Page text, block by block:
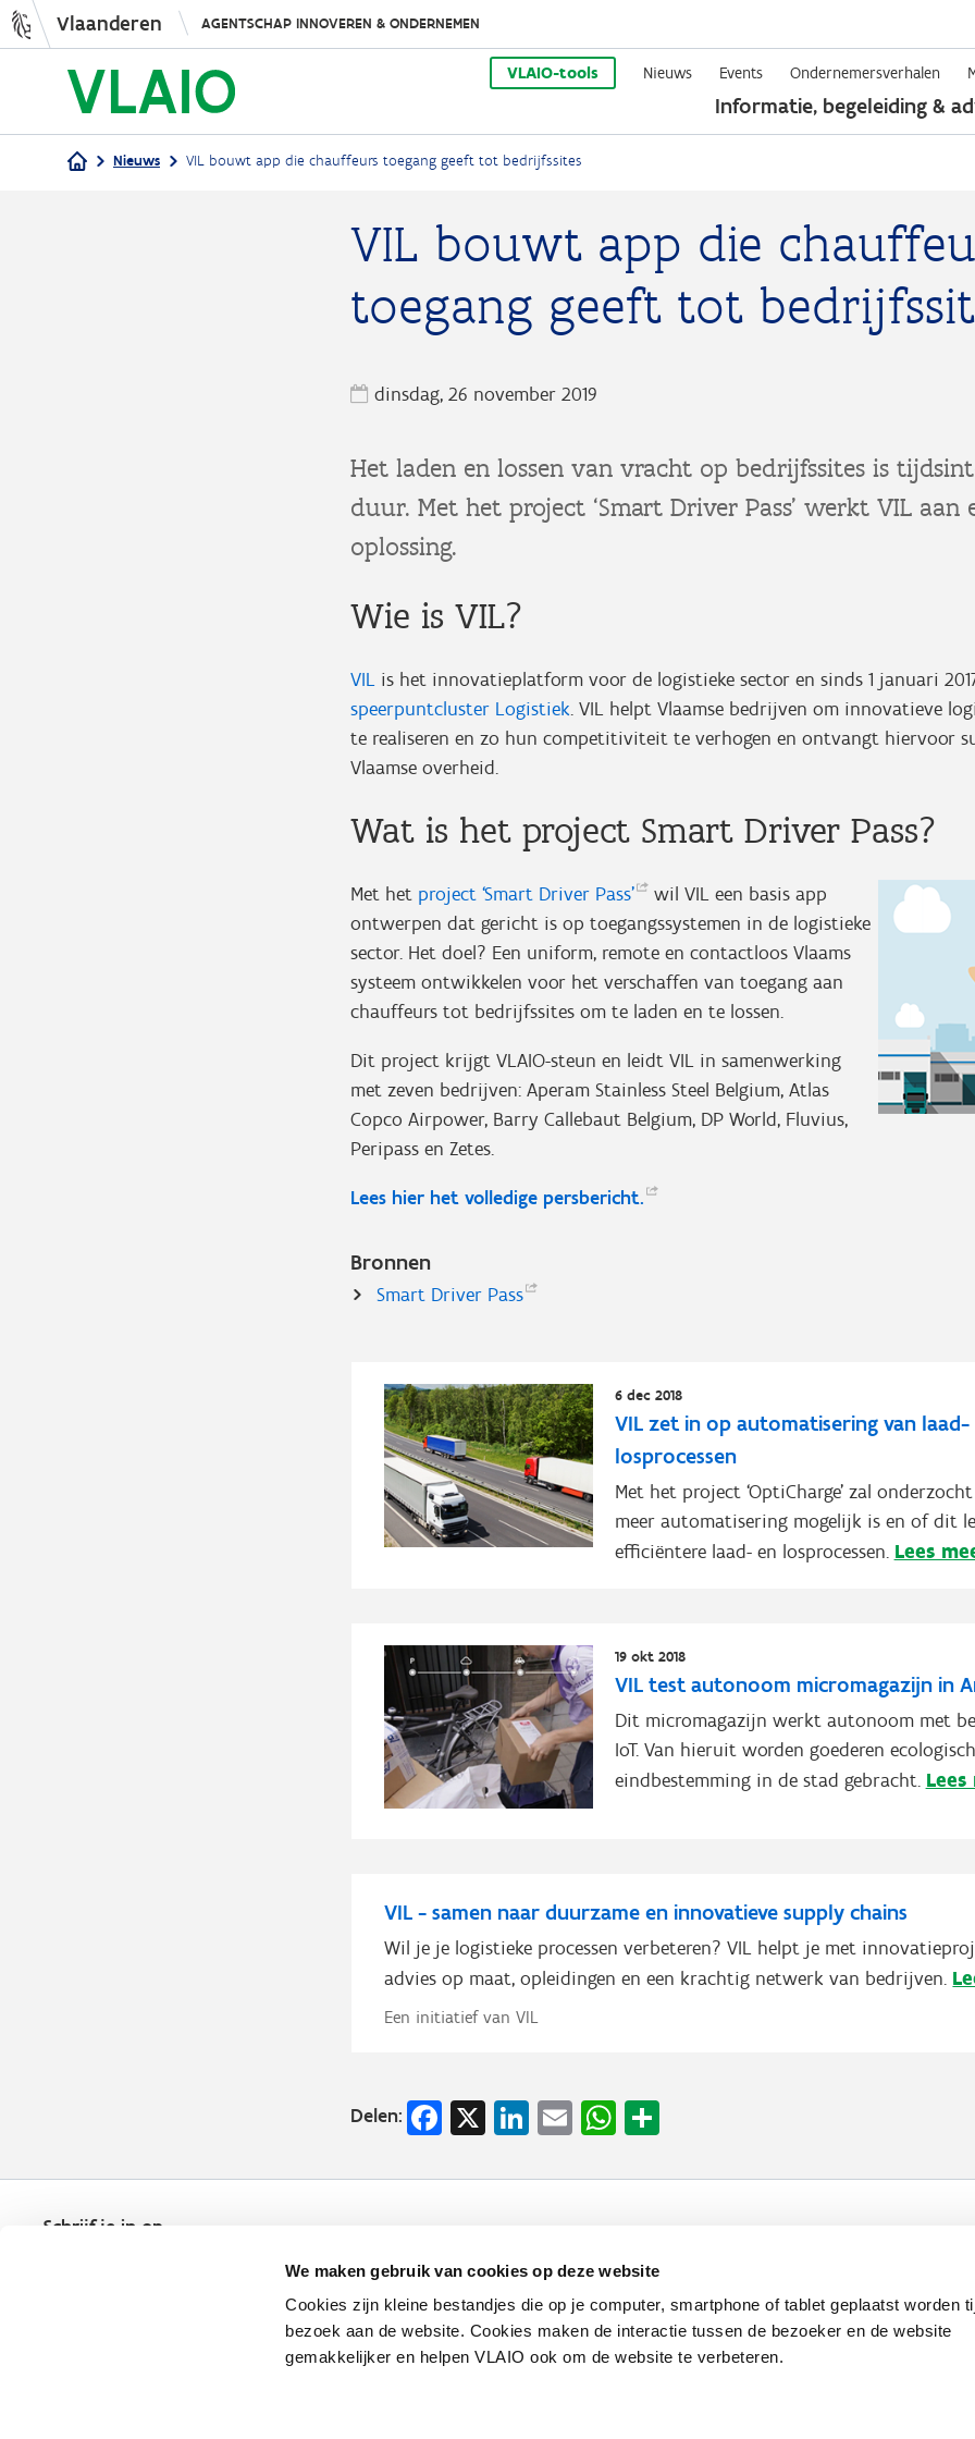
We maken gebruik van cookies op deze website
Cookies zijn kleine bestandjes die op je computer, smartphone of tablet geplaatst worden
bezoek aan de website. Cookies maken de interactie tussen de bezoeker en de website
gemakkelijker en helpen VLAIO ook om de website te verbeteren.
Overslaan
en
naar
de
Vlaanderen AGENTSCHAP INNOVEREN & ONDERNEMEN
VLAIO-tools Nieuws Events Ondernemersverhalen
Informatie, begeleiding &
Nieuws VIL bouwt app die chauffeurs toegang geeft tot bedrijfssites
VIL bouwt app die
toegang geeft tot
dinsdag, 26 november 2019
Het laden en lossen van vracht op bedrijfssites is
duur. Met het project ‘Smart Driver Pass’ werkt VIL aan
oplossing.
Wie is VIL?
VIL is het innovatieplatform voor de logistieke sector en sinds 1 januari
speerpuntcluster Logistiek. VIL helpt Vlaamse bedrijven om innovatieve
te realiseren en zo hun competitiviteit te verhogen en ontvangt hiervoor
Vlaamse overheid.
Wat is het project Smart Driver Pass?
Met het project ‘Smart Driver Pass’
wil VIL een basis app
ontwerpen dat gericht is op toegangssystemen in de logistieke
sector. Het doel? Een uniform, remote en contactloos Vlaams
systeem ontwikkelen voor het verschaffen van toegang aan
chauffeurs tot bedrijfssites om te laden en te lossen.
Dit project krijgt VLAIO-steun en leidt VIL in samenwerking
met zeven bedrijven: Aperam Stainless Steel Belgium, Atlas
Copco Airpower, Barry Callebaut Belgium, DP World, Fluvius,
Peripass en Zetes.
Lees hier het volledige persbericht.
Bronnen
Smart Driver Pass
6 dec 2018
VIL zet in op automatisering van laad-
losprocessen
Met het project ‘OptiCharge’ zal
meer automatisering mogelijk is en of dit
efficiëntere laad- en losprocessen. Lees
19 okt 2018
VIL test autonoom micromagazijn in
Dit micromagazijn werkt autonoom met
IoT. Van hieruit worden goederen
eindbestemming in de stad gebracht. Lees
VIL - samen naar duurzame en innovatieve supply chains
Wil je je logistieke processen verbeteren? VIL helpt je met
advies op maat, opleidingen en een krachtig netwerk van bedrijven.
Een initiatief van VIL
Delen: Facebook
X LinkedIn
EmailWhatsApp
Schrijf je in op
Communicatieverplichtingen & logo's